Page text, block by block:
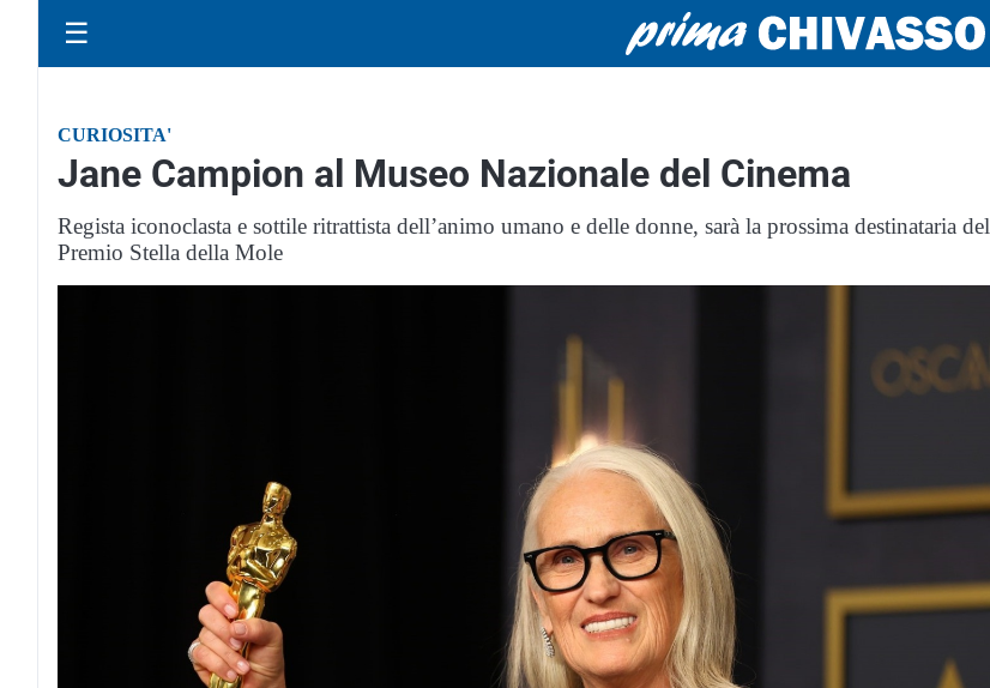
☰
CURIOSITA'
Jane Campion al Museo Nazionale del Cinema
Regista iconoclasta e sottile ritrattista dell’animo umano e delle donne, sarà la prossima destinataria del
Premio Stella della Mole